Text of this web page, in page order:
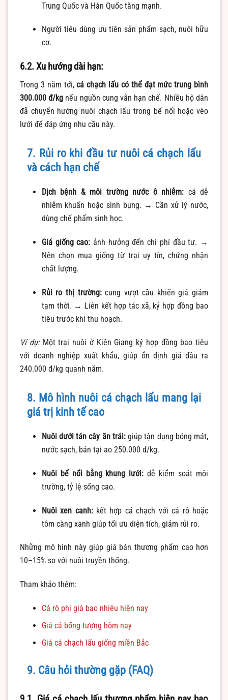
Trung Quốc và Hàn Quốc tăng mạnh.
Người tiêu dùng ưu tiên sản phẩm sạch, nuôi hữu
cơ.
6.2. Xu hướng dài hạn:
Trong 3 năm tới,cá chạch lấu có thể đạt mức trung bình
300.000 đ/kg nếu nguồn cung vẫn hạn chế. Nhiều hộ dân
đã chuyển hướng nuôi chạch lấu trong bể nổi hoặc vèo
lưới để đáp ứng nhu cầu này.
7. Rủi ro khi đầu tư nuôi cá chạch lấu
và cách hạn chế
Dịch bệnh & môi trường nước ô nhiễm: cá dễ
nhiễm khuẩn hoặc sình bụng. → Cần xử lý nước,
dùng chế phẩm sinh học.
Giá giống cao: ảnh hưởng đến chi phí đầu tư. →
Nên chọn mua giống từ trại uy tín, chứng nhận
chất lượng.
Rủi ro thị trường:cung vượt cầu khiến giá giảm
tạm thời. → Liên kết hợp tác xã, ký hợp đồng bao
tiêu trước khi thu hoạch.
Ví dụ:Một trại nuôi ở Kiên Giang ký hợp đồng bao tiêu
với doanh nghiệp xuất khẩu, giúp ổn định giá đầu ra
240.000 đ/kg quanh năm.
8. Mô hình nuôi cá chạch lấu mang lại
giá trị kinh tế cao
Nuôi dưới tán cây ăn trái:giúp tận dụng bóng mát,
nước sạch, bán tại ao 250.000 đ/kg.
Nuôi bể nổi bằng khung lưới: dễ kiểm soát môi
trường, tỷ lệ sống cao.
Nuôi xen canh:kết hợp cá chạch với cá rô hoặc
tôm càng xanh giúp tối ưu diện tích, giảm rủi ro.
Những mô hình này giúp giá bán thương phẩm cao hơn
10–15% so với nuôi truyền thống.
Tham khảo thêm:
Cá rô phi giá bao nhiêu hiện nay
Giá cá bống tượng hôm nay
Giá cá chạch lấu giống miền Bắc
9. Câu hỏi thường gặp (FAQ)